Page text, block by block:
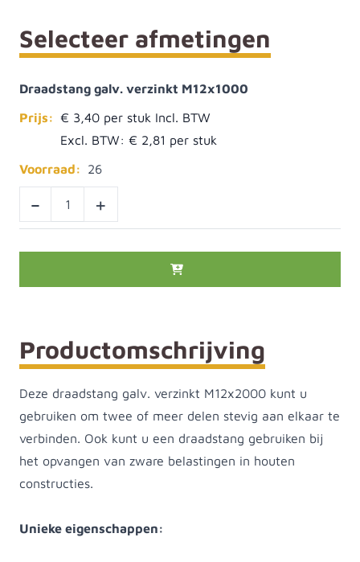
Selecteer afmetingen
Draadstang galv. verzinkt M12x1000
Prijs: € 3,40
Excl. BTW: € 2,81
Voorraad:
26
- +
Productomschrijving
Deze draadstang galv. verzinkt M12x2000 kunt u
gebruiken om twee of meer delen stevig aan elkaar te
verbinden. Ook kunt u een draadstang gebruiken bij
het opvangen van zware belastingen in houten
constructies.
Unieke eigenschappen: